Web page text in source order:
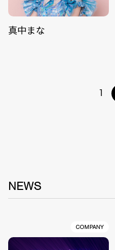
真中まな
1
NEWS
COMPANY